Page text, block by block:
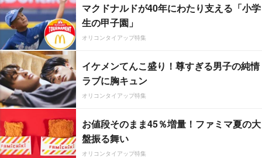
マクドナルドが40年にわたり支える「小学
生の甲子園」
オリコンタイアップ特集
イケメンてんこ盛り！尊すぎる男子の純情
ラブに胸キュン
オリコンタイアップ特集
お値段そのまま45％増量！ファミマ夏の大
盤振る舞い
オリコンタイアップ特集